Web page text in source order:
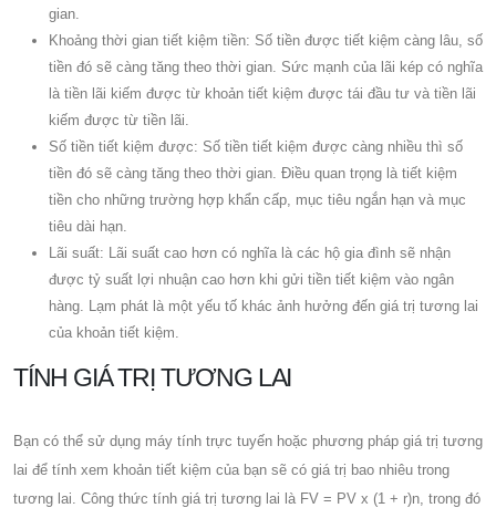
gian.
Khoảng thời gian tiết kiệm tiền: Số tiền được tiết kiệm càng lâu, số
tiền đó sẽ càng tăng theo thời gian. Sức mạnh của lãi kép có nghĩa
là tiền lãi kiếm được từ khoản tiết kiệm được tái đầu tư và tiền lãi
kiếm được từ tiền lãi.
Số tiền tiết kiệm được: Số tiền tiết kiệm được càng nhiều thì số
tiền đó sẽ càng tăng theo thời gian. Điều quan trọng là tiết kiệm
tiền cho những trường hợp khẩn cấp, mục tiêu ngắn hạn và mục
tiêu dài hạn.
Lãi suất: Lãi suất cao hơn có nghĩa là các hộ gia đình sẽ nhận
được tỷ suất lợi nhuận cao hơn khi gửi tiền tiết kiệm vào ngân
hàng. Lạm phát là một yếu tố khác ảnh hưởng đến giá trị tương lai
của khoản tiết kiệm.
TÍNH GIÁ TRỊ TƯƠNG LAI
Bạn có thể sử dụng máy tính trực tuyến hoặc phương pháp giá trị tương
lai để tính xem khoản tiết kiệm của bạn sẽ có giá trị bao nhiêu trong
tương lai. Công thức tính giá trị tương lai là FV = PV x (1 + r)n, trong đó